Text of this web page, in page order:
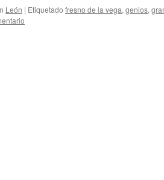
León | Etiquetado fresno de la vega, genios,